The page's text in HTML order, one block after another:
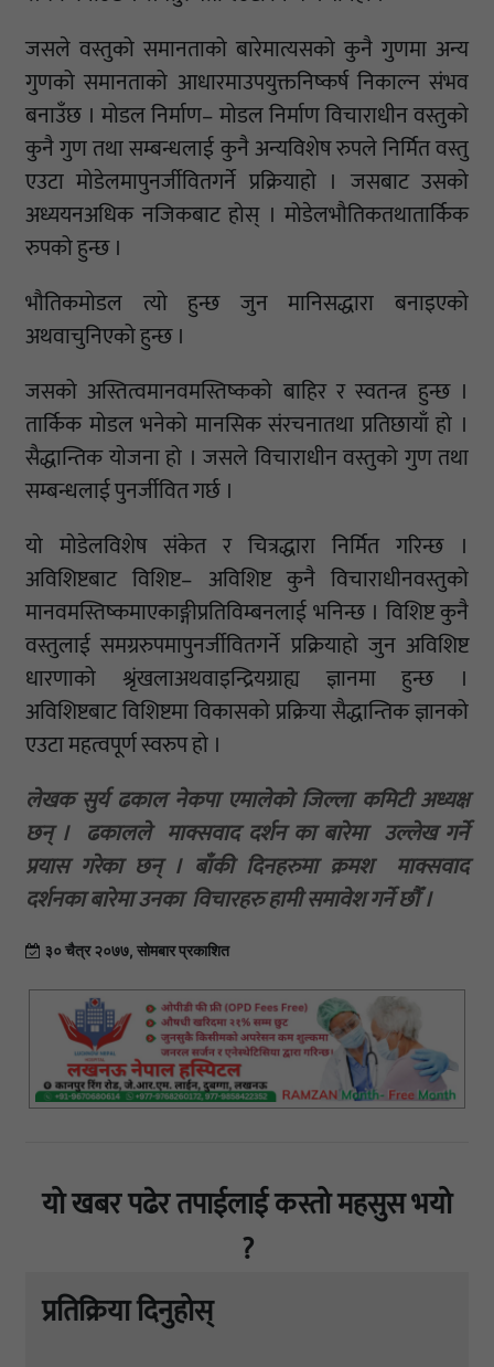
जसले वस्तुको समानताको बारेमात्यसको कुनै गुणमा अन्य
गुणको समानताको आधारमाउपयुक्तनिष्कर्ष निकाल्न संभव
बनाउँछ । मोडल निर्माण– मोडल निर्माण विचाराधीन वस्तुको
कुनै गुण तथा सम्बन्धलाई कुनै अन्यविशेष रुपले निर्मित वस्तु
एउटा मोडेलमापुनर्जीवितगर्ने प्रक्रियाहो । जसबाट उसको
अध्ययनअधिक नजिकबाट होस् । मोडेलभौतिकतथातार्किक
रुपको हुन्छ ।
भौतिकमोडल त्यो हुन्छ जुन मानिसद्धारा बनाइएको
अथवाचुनिएको हुन्छ ।
जसको अस्तित्वमानवमस्तिष्कको बाहिर र स्वतन्त्र हुन्छ ।
तार्किक मोडल भनेको मानसिक संरचनातथा प्रतिछायाँ हो ।
सैद्धान्तिक योजना हो । जसले विचाराधीन वस्तुको गुण तथा
सम्बन्धलाई पुनर्जीवित गर्छ ।
यो मोडेलविशेष संकेत र चित्रद्धारा निर्मित गरिन्छ ।
अविशिष्टबाट विशिष्ट– अविशिष्ट कुनै विचाराधीनवस्तुको
मानवमस्तिष्कमाएकाङ्गीप्रतिविम्बनलाई भनिन्छ । विशिष्ट कुनै
वस्तुलाई समग्ररुपमापुनर्जीवितगर्ने प्रक्रियाहो जुन अविशिष्ट
धारणाको श्रृंखलाअथवाइन्द्रियग्राह्य ज्ञानमा हुन्छ ।
अविशिष्टबाट विशिष्टमा विकासको प्रक्रिया सैद्धान्तिक ज्ञानको
एउटा महत्वपूर्ण स्वरुप हो ।
लेखक सुर्य ढकाल नेकपा एमालेको जिल्ला कमिटी अध्यक्ष
छन् । ढकालले माक्सवाद दर्शन का बारेमा उल्लेख गर्ने
प्रयास गरेका छन् । बाँकी दिनहरुमा क्रमश माक्सवाद
दर्शनका बारेमा उनका विचारहरु हामी समावेश गर्ने छौँ ।
३० चैत्र २०७७, सोमबार प्रकाशित
यो खबर पढेर तपाईलाई कस्तो महसुस भयो
?
प्रतिक्रिया दिनुहोस्